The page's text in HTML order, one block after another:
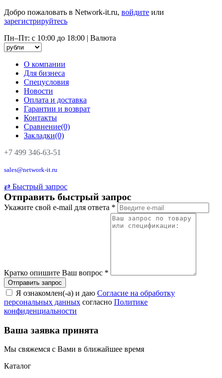
Добро пожаловать в Network-it.ru, войдите или
зарегистрируйтесь
Пн–Пт: с 10:00 до 18:00 | Валюта
О компании
Для бизнеса
Спецусловия
Новости
Оплата и доставка
Гарантии и возврат
Контакты
Сравнение(0)
Закладки(0)
+7 499 346-63-51
sales@network-it.ru
⇄ Быстрый запрос
Отправить быстрый запрос
Укажите свой e-mail для ответа *
Кратко опишите Ваш вопрос *
Я ознакомлен(-а) и даю Согласие на обработку
персональных данных согласно Политике
конфиденциальности
Ваша заявка принята
Мы свяжемся с Вами в ближайшее время
Каталог